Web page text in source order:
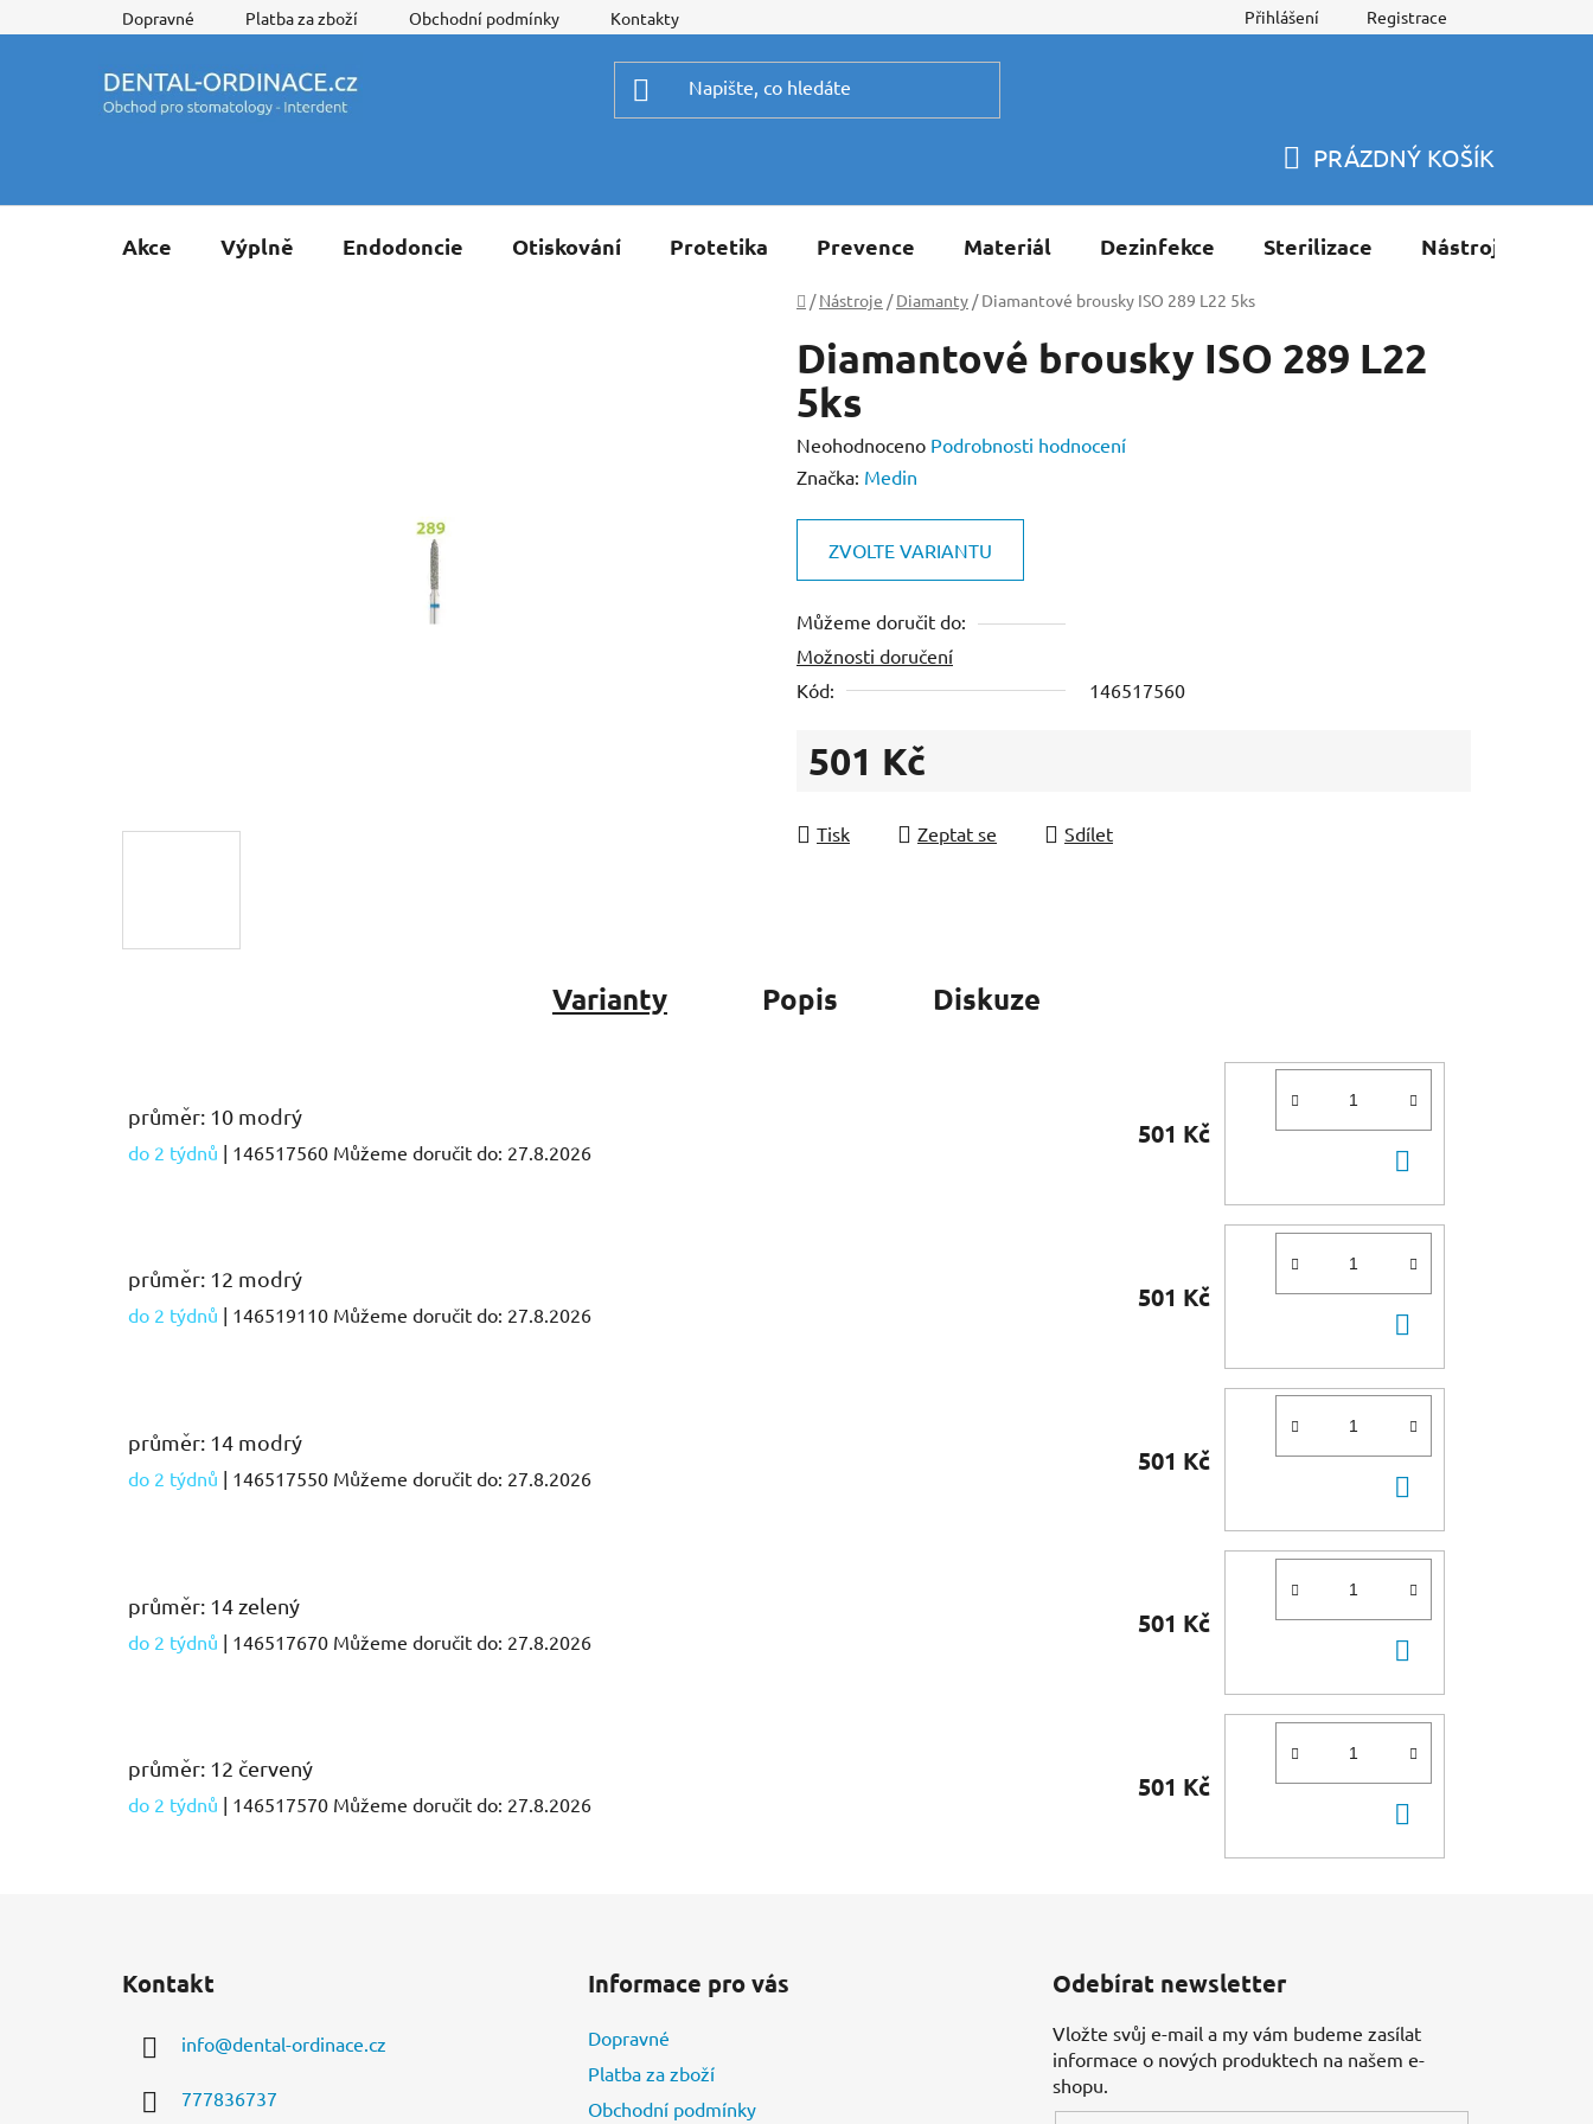
na
Dopravné Platba za zboží Obchodní podmínky Kontakty Přihlášení Registrace
KOŠÍK
PRÁZDNÝ KOŠÍK
Akce Výplně Endodoncie Otiskování Protetika Prevence Materiál Dezinfekce Sterilizace Nástroje
Domů
/ Nástroje / Diamanty / Diamantové brousky ISO 289 L22 5ks
Diamantové brousky ISO 289 L22
5ks
Průměrné
hodnocení
5
hvězdiček.
Neohodnoceno Podrobnosti hodnocení
Značka: Medin
ZVOLTE VARIANTU
Můžeme doručit do:
Možnosti doručení
Kód:
146517560
501 Kč
Tisk
Zeptat se Sdílet
Varianty Popis Diskuze
průměr: 10 modrý
do 2 týdnů | 146517560 Můžeme doručit do: 27.8.2026
501 Kč
průměr: 12 modrý
do 2 týdnů | 146519110 Můžeme doručit do: 27.8.2026
501 Kč
průměr: 14 modrý
do 2 týdnů | 146517550 Můžeme doručit do: 27.8.2026
501 Kč
průměr: 14 zelený
do 2 týdnů | 146517670 Můžeme doručit do: 27.8.2026
501 Kč
průměr: 12 červený
do 2 týdnů | 146517570 Můžeme doručit do: 27.8.2026
501 Kč
Kontakt
info@dental-ordinace.cz
777836737
Informace pro vás
Dopravné
Platba za zboží
Obchodní podmínky
Odebírat newsletter
Vložte svůj e-mail a my vám budeme zasílat
informace o nových produktech na našem e-
shopu.